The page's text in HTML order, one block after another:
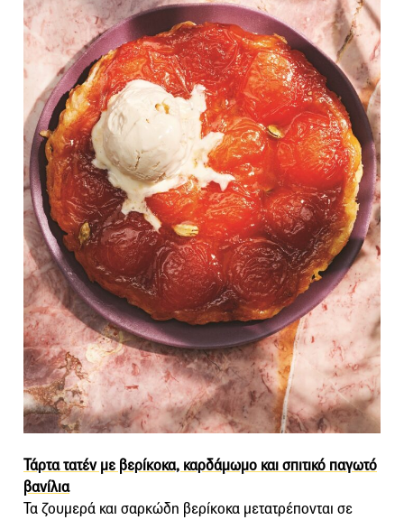
Τάρτα τατέν με βερίκοκα, καρδάμωμο και σπιτικό παγωτό
βανίλια
Τα ζουμερά και σαρκώδη βερίκοκα μετατρέπονται σε